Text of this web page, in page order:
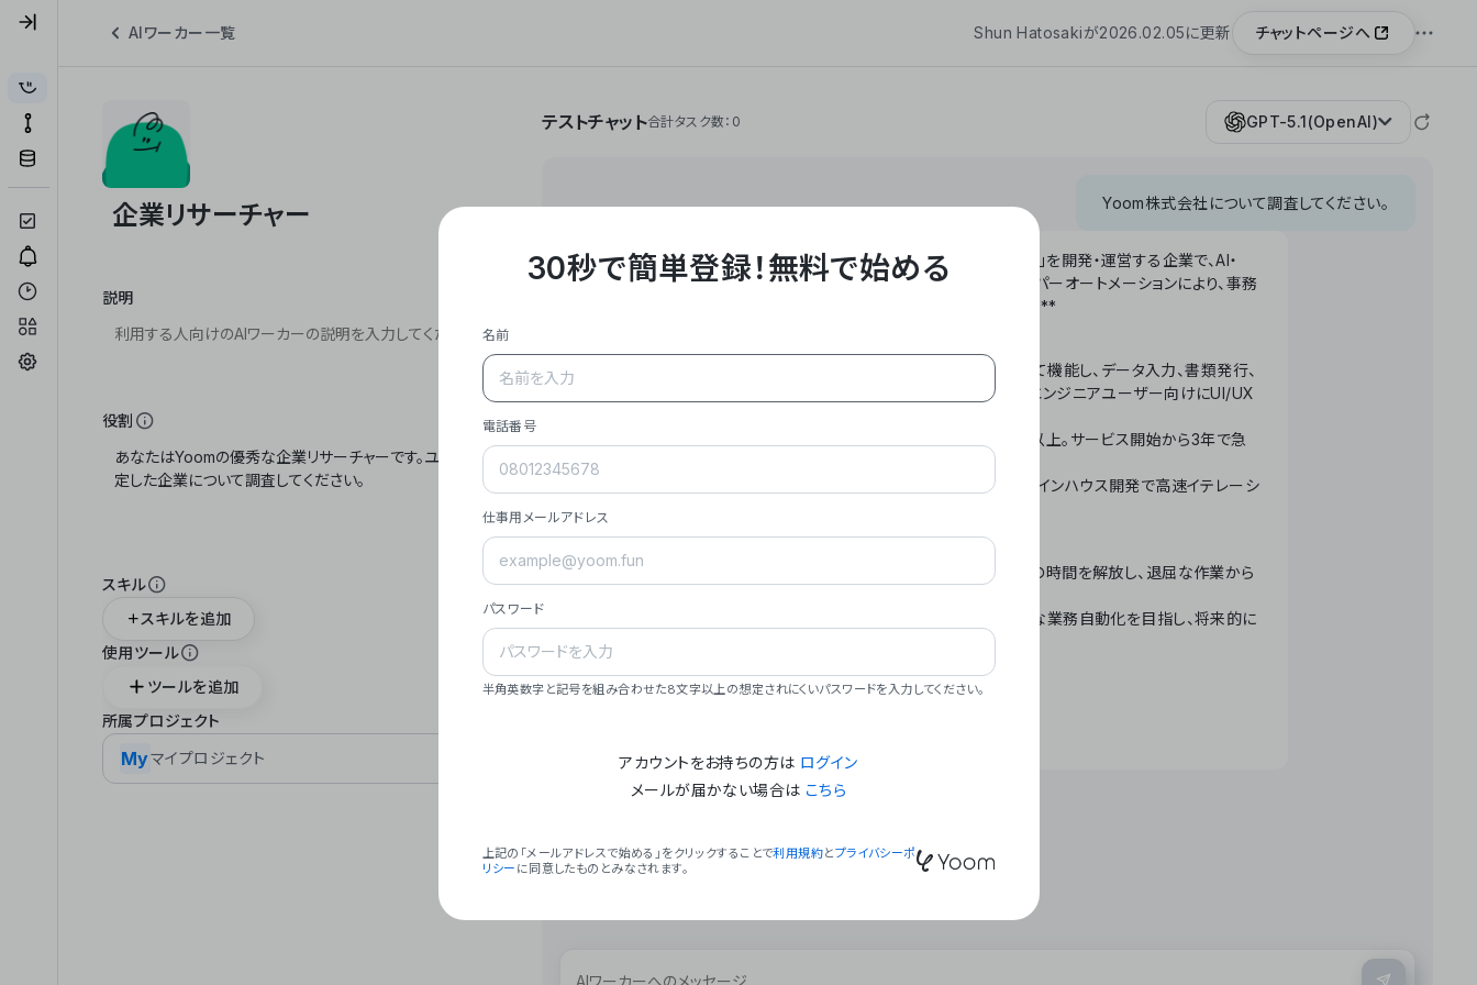
AIワーカー一覧 Shun Hatosakiが2026.02.05に更新 チャットページへ
説明
役割
スキル
スキルを追加
使用ツール
ツールを追加
所属プロジェクト
Myマイプロジェクト
テストチャット合計タスク数：0 GPT-5.1(OpenAI)
Yoom株式会社について調査してください。
**Yoom株式会社は、ビジネスオートメーションSaaS「Yoom」を開発・運営する企業で、AI・
API・RPA・OCRなどの技術をノーコードで組み合わせたハイパーオートメーションにより、事務
作業やデスクワークを自動化するサービスを提供しています。**
- **主力プロダクト「Yoom」**: SaaS連携データベースとして機能し、データ入力、書類発行、
メール対応、請求書処理、日報作成などの業務を自動化。非エンジニアユーザー向けにUI/UX
- **実績**: 国内利用社数20,000社超、直近成長率300%以上。サービス開始から3年で急
- **強み**: すべての自動化技術を1プラットフォームで完結。インハウス開発で高速イテレーシ
- **ミッション**: 「We Make Time」 – テクノロジーで人々の時間を解放し、退屈な作業から
- **ビジョン**: 「Global Business Automation」 – 世界的な業務自動化を目指し、将来的に
### 会社概要
30秒で簡単登録！無料で始める
名前
電話番号
仕事用メールアドレス
パスワード
半角英数字と記号を組み合わせた8文字以上の想定されにくいパスワードを入力してください。
アカウントをお持ちの方は ログイン
メールが届かない場合は こちら
上記の「メールアドレスで始める」をクリックすることで利用規約とプライバシーポ
リシー に同意したものとみなされます。